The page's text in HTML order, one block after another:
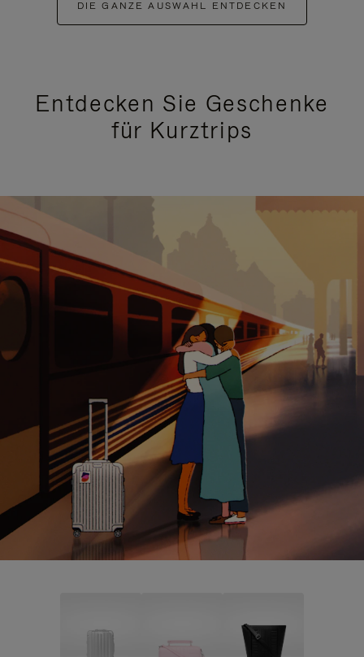
DIE GANZE AUSWAHL ENTDECKEN
Entdecken Sie Geschenke
für Kurztrips